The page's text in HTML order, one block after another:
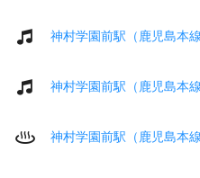
神村学園前駅（鹿児島本
神村学園前駅（鹿児島本
神村学園前駅（鹿児島本